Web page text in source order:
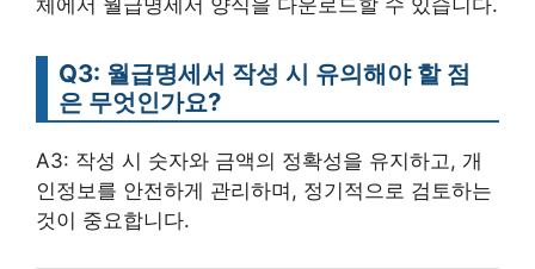
Q3: 월급명세서 작성 시 유의해야 할 점
은 무엇인가요?
A3: 작성 시 숫자와 금액의 정확성을 유지하고, 개
인정보를 안전하게 관리하며, 정기적으로 검토하는
것이 중요합니다.